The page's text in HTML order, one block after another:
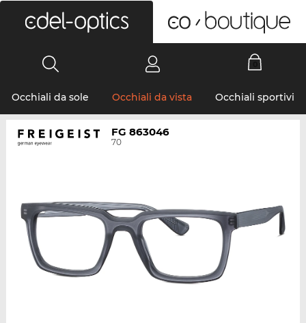
Occhiali da sole Occhiali da vista Occhiali sportivi
FG 863046
70